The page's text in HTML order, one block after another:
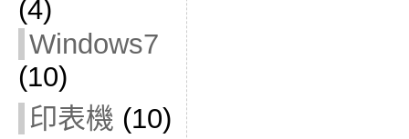
(4)
Windows7
(10)
印表機 (10)